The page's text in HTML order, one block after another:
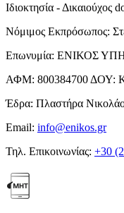
Ιδιοκτησία - Δικαιούχος
Νόμιμος Εκπρόσωπος:
Επωνυμία: ΕΝΙΚΟΣ
ΑΦΜ: 800384700 ΔΟΥ:
Έδρα: Πλαστήρα
Email: info@enikos.gr
Τηλ. Επικοινωνίας: +30